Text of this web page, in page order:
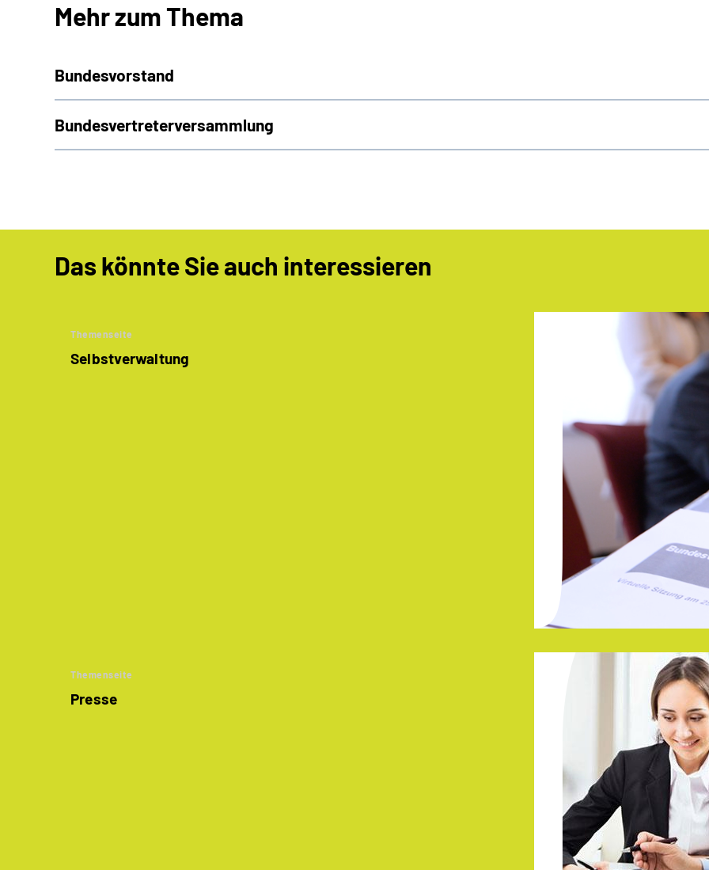
Mehr zum Thema
Bundesvorstand
Bundesvertreter­versammlung
Das könnte Sie auch interessieren
Themenseite
Selbstverwaltung
Themenseite
Presse